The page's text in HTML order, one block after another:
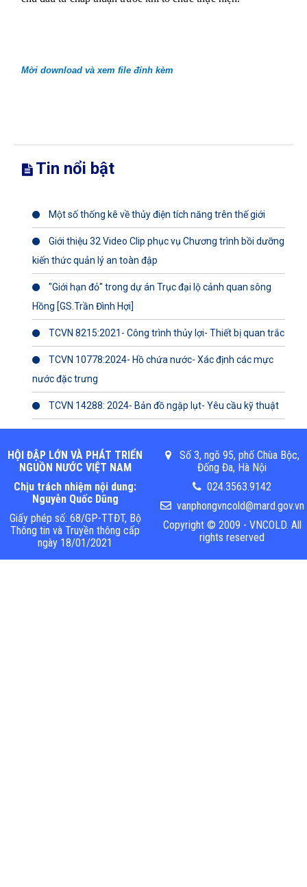
Mời download và xem file đính kèm
Tin nổi bật
Một số thống kê về thủy điện tích năng trên thế giới
Giới thiệu 32 Video Clip phục vụ Chương trình bồi dưỡng
kiến thức quản lý an toàn đập
"Giới hạn đỏ" trong dự án Trục đại lộ cảnh quan sông
Hồng [GS.Trần Đình Hợi]
TCVN 8215:2021- Công trình thủy lợi- Thiết bị quan trắc
TCVN 10778:2024- Hồ chứa nước- Xác định các mực
nước đặc trưng
TCVN 14288: 2024- Bản đồ ngập lụt- Yêu cầu kỹ thuật
HỘI ĐẬP LỚN VÀ PHÁT TRIỂN
NGUỒN NƯỚC VIỆT NAM
Chịu trách nhiệm nội dung:
Nguyễn Quốc Dũng
Giấy phép số: 68/GP-TTĐT, Bộ
Thông tin và Truyền thông cấp
ngày 18/01/2021
Số 3, ngõ 95, phố Chùa Bộc,
Đống Đa, Hà Nội
024.3563.9142
vanphongvncold@mard.gov.vn
Copyright © 2009 - VNCOLD. All
rights reserved